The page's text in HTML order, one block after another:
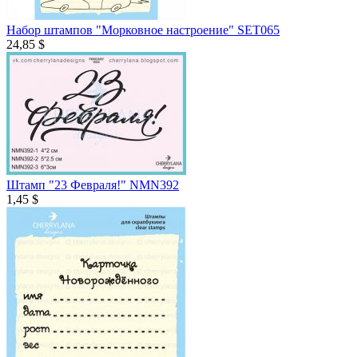
Набор штампов "Морковное настроение" SET065
24,85 $
Штамп "23 Февраля!" NMN392
1,45 $